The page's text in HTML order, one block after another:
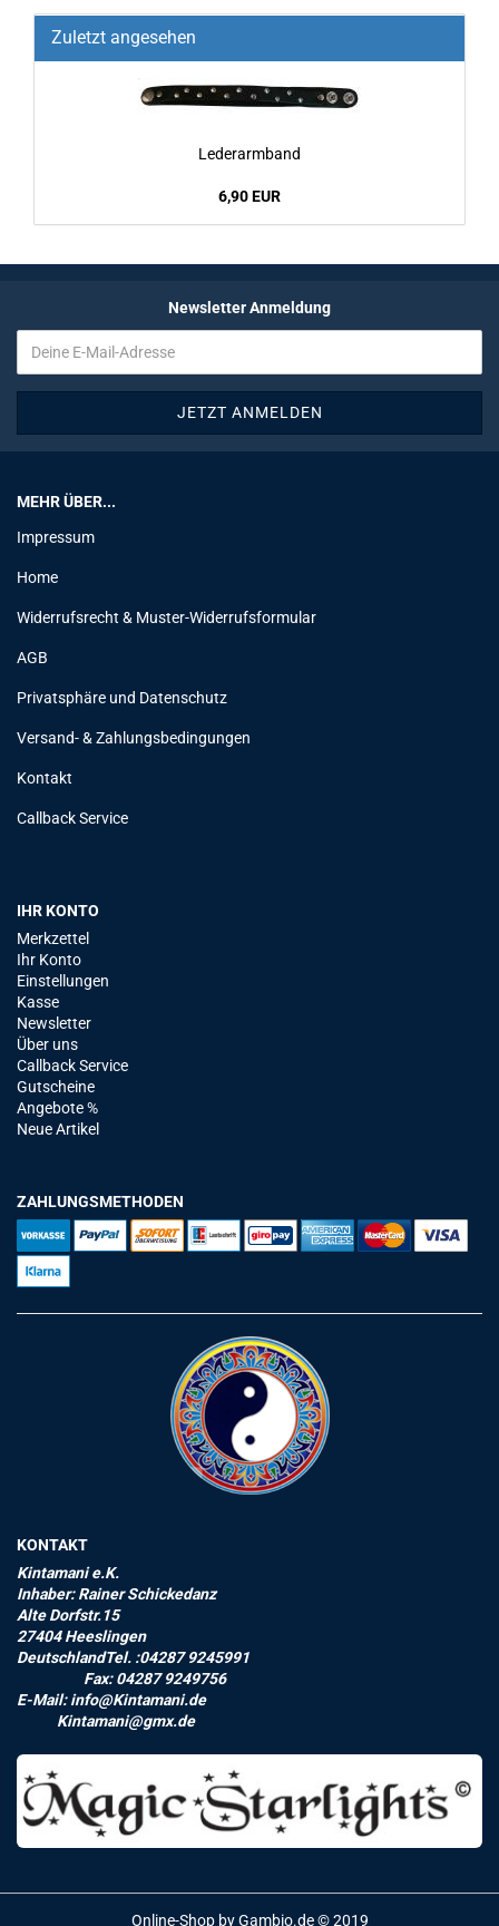
Zuletzt angesehen
Le­der­arm­band
6,90 EUR
Newsletter Anmeldung
MEHR ÜBER...
Impressum
Home
Widerrufsrecht & Muster-Widerrufsformular
AGB
Privatsphäre und Datenschutz
Versand- & Zahlungsbedingungen
Kontakt
Callback Service
IHR KONTO
Merkzettel
Ihr Konto
Einstellungen
Kasse
Newsletter
Über uns
Callback Service
Gutscheine
Angebote %
Neue Artikel
ZAHLUNGSMETHODEN
KONTAKT
Kintamani e.K.
Inhaber: Rainer Schickedanz
Alte Dorfstr.15
27404 Heeslingen
DeutschlandTel. :04287 9245991
Fax: 04287 9249756
E-Mail: info@Kintamani.de
Kintamani@gmx.de
Online-Shopby Gambio.de © 2019